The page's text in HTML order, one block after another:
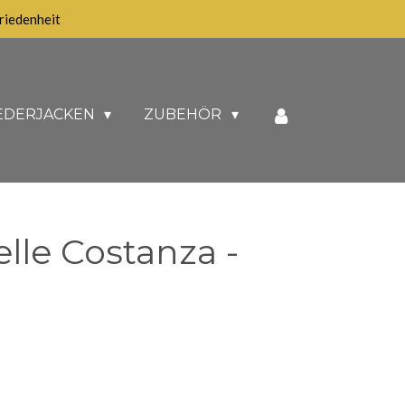
ZUBEHÖR
Costanza -